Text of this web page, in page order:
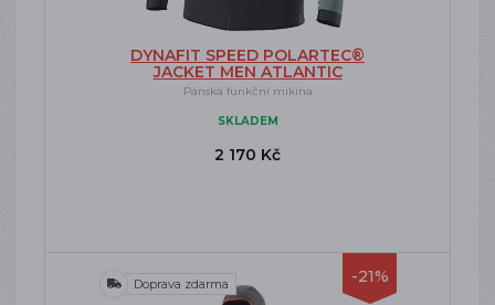
DYNAFIT SPEED POLARTEC®
JACKET MEN ATLANTIC
Pánská funkční mikina
SKLADEM
2 170 Kč
-21%
Doprava zdarma